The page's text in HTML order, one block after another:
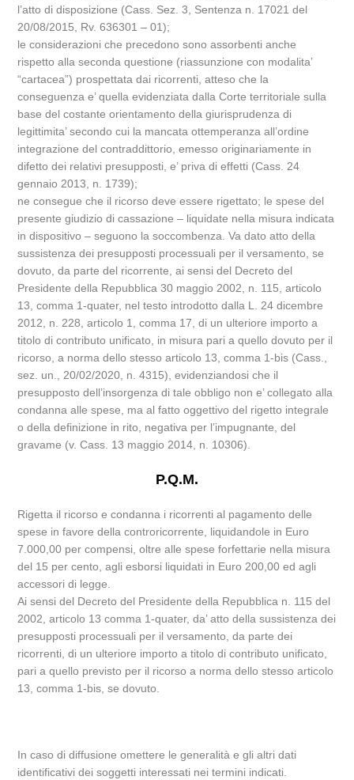
l’atto di disposizione (Cass. Sez. 3, Sentenza n. 17021 del
20/08/2015, Rv. 636301 – 01);
le considerazioni che precedono sono assorbenti anche
rispetto alla seconda questione (riassunzione con modalita’
“cartacea”) prospettata dai ricorrenti, atteso che la
conseguenza e’ quella evidenziata dalla Corte territoriale sulla
base del costante orientamento della giurisprudenza di
legittimita’ secondo cui la mancata ottemperanza all’ordine
integrazione del contraddittorio, emesso originariamente in
difetto dei relativi presupposti, e’ priva di effetti (Cass. 24
gennaio 2013, n. 1739);
ne consegue che il ricorso deve essere rigettato; le spese del
presente giudizio di cassazione – liquidate nella misura indicata
in dispositivo – seguono la soccombenza. Va dato atto della
sussistenza dei presupposti processuali per il versamento, se
dovuto, da parte del ricorrente, ai sensi del Decreto del
Presidente della Repubblica 30 maggio 2002, n. 115, articolo
13, comma 1-quater, nel testo introdotto dalla L. 24 dicembre
2012, n. 228, articolo 1, comma 17, di un ulteriore importo a
titolo di contributo unificato, in misura pari a quello dovuto per il
ricorso, a norma dello stesso articolo 13, comma 1-bis (Cass.,
sez. un., 20/02/2020, n. 4315), evidenziandosi che il
presupposto dell’insorgenza di tale obbligo non e’ collegato alla
condanna alle spese, ma al fatto oggettivo del rigetto integrale
o della definizione in rito, negativa per l’impugnante, del
gravame (v. Cass. 13 maggio 2014, n. 10306).
P.Q.M.
Rigetta il ricorso e condanna i ricorrenti al pagamento delle
spese in favore della controricorrente, liquidandole in Euro
7.000,00 per compensi, oltre alle spese forfettarie nella misura
del 15 per cento, agli esborsi liquidati in Euro 200,00 ed agli
accessori di legge.
Ai sensi del Decreto del Presidente della Repubblica n. 115 del
2002, articolo 13 comma 1-quater, da’ atto della sussistenza dei
presupposti processuali per il versamento, da parte dei
ricorrenti, di un ulteriore importo a titolo di contributo unificato,
pari a quello previsto per il ricorso a norma dello stesso articolo
13, comma 1-bis, se dovuto.
In caso di diffusione omettere le generalità e gli altri dati
identificativi dei soggetti interessati nei termini indicati.